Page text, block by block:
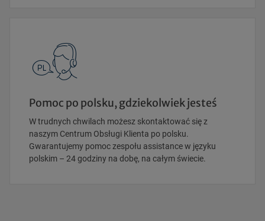
Pomoc po polsku, gdziekolwiek jesteś
W trudnych chwilach możesz skontaktować się z
naszym Centrum Obsługi Klienta po polsku.
Gwarantujemy pomoc zespołu assistance w języku
polskim – 24 godziny na dobę, na całym świecie.